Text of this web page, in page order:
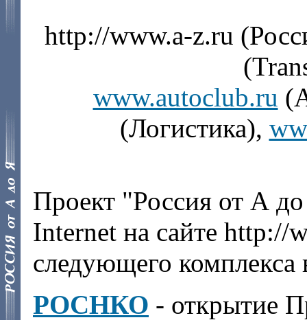
http://www.a-z.ru
www.autoclub.ru
(Логистика),
Проект "Россия от А
Internet на сайте http://
следующего
РОСНКО - открытие